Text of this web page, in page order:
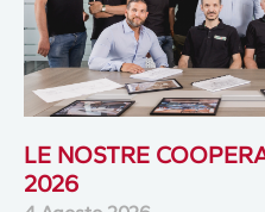
LE NOSTRE
2026